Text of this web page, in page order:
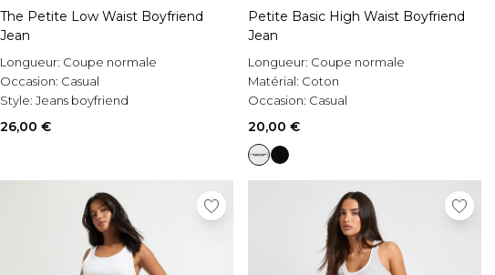
The Petite Low Waist Boyfriend
Jean
Longueur: Coupe normale
Occasion: Casual
Style: Jeans boyfriend
26,00 €
Petite Basic High Waist Boyfriend
Jean
Longueur: Coupe normale
Matérial: Coton
Occasion: Casual
20,00 €